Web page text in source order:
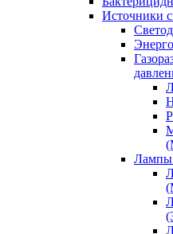
Источники
Лампы